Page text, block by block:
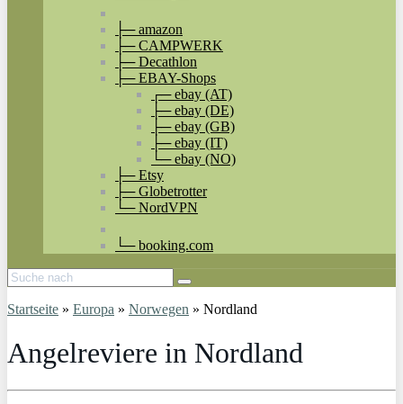
├─ amazon
├─ CAMPWERK
├─ Decathlon
├─ EBAY-Shops
┌─ ebay (AT)
├─ ebay (DE)
├─ ebay (GB)
├─ ebay (IT)
└─ ebay (NO)
├─ Etsy
├─ Globetrotter
└─ NordVPN
└─ booking.com
Startseite » Europa » Norwegen » Nordland
Angelreviere in Nordland